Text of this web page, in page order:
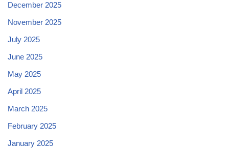
December 2025
November 2025
July 2025
June 2025
May 2025
April 2025
March 2025
February 2025
January 2025